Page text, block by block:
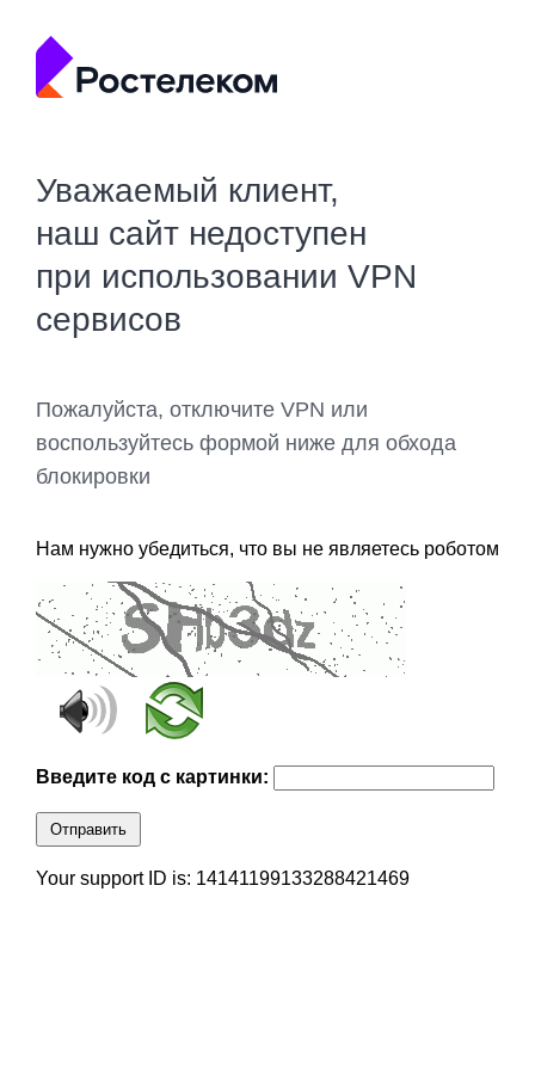
Уважаемый клиент,
наш сайт недоступен
при использовании VPN
сервисов
Пожалуйста, отключите VPN или
воспользуйтесь формой ниже для обхода
блокировки
Нам нужно убедиться, что вы не являетесь роботом
Введите код с картинки:
Отправить
Your support ID is: 14141199133288421469